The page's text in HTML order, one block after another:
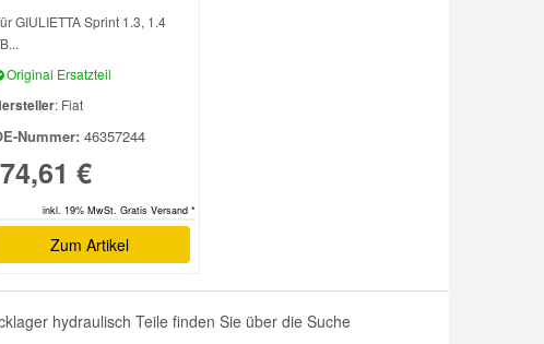
GIULIETTA Sprint 1.3, 1.4
Original Ersatzteil
: Fiat
Nummer: 46357244
€
inkl. 19% MwSt. Gratis Versand *
Zum Artikel
hydraulisch Teile finden Sie über die Suche